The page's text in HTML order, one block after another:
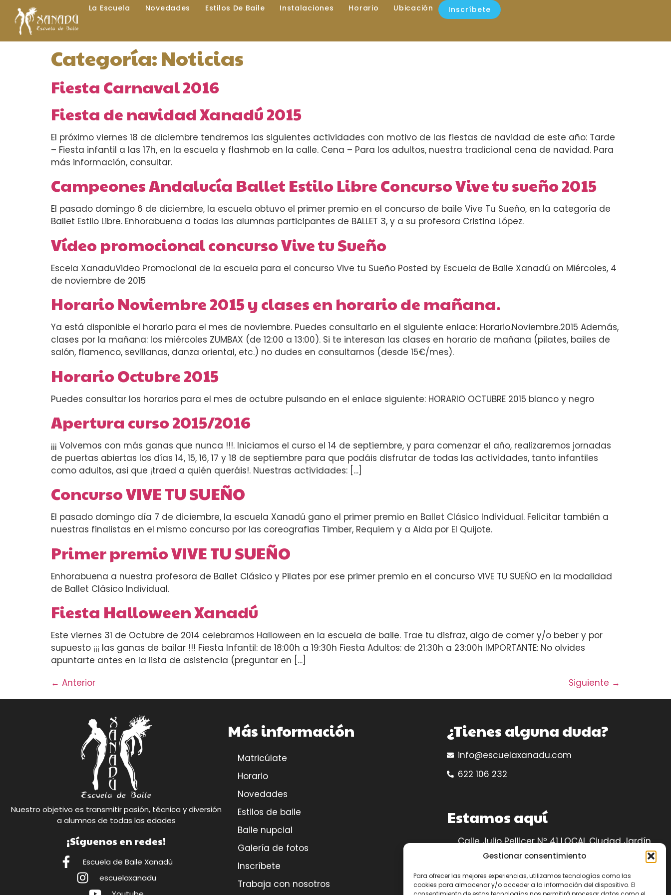
Gestionar consentimiento
Para ofrecer las mejores experiencias, utilizamos tecnologías como las
cookies para almacenar y/o acceder a la información del dispositivo. El
La Escuela Novedades Estilos De Baile Instalaciones Horario Ubicación Inscríbete
Categoría:Noticias
Fiesta Carnaval 2016
Fiesta de navidad Xanadú 2015
El próximo viernes 18 de diciembre tendremos las siguientes actividades con motivo de las fiestas de navidad de este año: Tarde
– Fiesta infantil a las 17h, en la escuela y flashmob en la calle. Cena – Para los adultos, nuestra tradicional cena de navidad. Para
más información, consultar.
Campeones Andalucía Ballet Estilo Libre Concurso Vive tu sueño 2015
El pasado domingo 6 de diciembre, la escuela obtuvo el primer premio en el concurso de baile Vive Tu Sueño, en la categoría de
Ballet Estilo Libre. Enhorabuena a todas las alumnas participantes de BALLET 3, y a su profesora Cristina López.
Vídeo promocional concurso Vive tu Sueño
Escela XanaduVideo Promocional de la escuela para el concurso Vive tu Sueño Posted by Escuela de Baile Xanadú on Miércoles, 4
de noviembre de 2015
Horario Noviembre 2015 y clases en horario de mañana.
Ya está disponible el horario para el mes de noviembre. Puedes consultarlo en el siguiente enlace: Horario.Noviembre.2015 Además,
clases por la mañana: los miércoles ZUMBAX (de 12:00 a 13:00). Si te interesan las clases en horario de mañana (pilates, bailes de
salón, flamenco, sevillanas, danza oriental, etc.) no dudes en consultarnos (desde 15€/mes).
Horario Octubre 2015
Puedes consultar los horarios para el mes de octubre pulsando en el enlace siguiente: HORARIO OCTUBRE 2015 blanco y negro
Apertura curso 2015/2016
¡¡¡ Volvemos con más ganas que nunca !!!. Iniciamos el curso el 14 de septiembre, y para comenzar el año, realizaremos jornadas
de puertas abiertas los días 14, 15, 16, 17 y 18 de septiembre para que podáis disfrutar de todas las actividades, tanto infantiles
como adultos, asi que ¡traed a quién queráis!. Nuestras actividades: […]
Concurso VIVE TU SUEÑO
El pasado domingo día 7 de diciembre, la escuela Xanadú gano el primer premio en Ballet Clásico Individual. Felicitar también a
nuestras finalistas en el mismo concurso por las coreografias Timber, Requiem y a Aida por El Quijote.
Primer premio VIVE TU SUEÑO
Enhorabuena a nuestra profesora de Ballet Clásico y Pilates por ese primer premio en el concurso VIVE TU SUEÑO en la modalidad
de Ballet Clásico Individual.
Fiesta Halloween Xanadú
Este viernes 31 de Octubre de 2014 celebramos Halloween en la escuela de baile. Trae tu disfraz, algo de comer y/o beber y por
supuesto ¡¡¡ las ganas de bailar !!! Fiesta Infantil: de 18:00h a 19:30h Fiesta Adultos: de 21:30h a 23:00h IMPORTANTE: No olvides
apuntarte antes en la lista de asistencia (preguntar en […]
← Anterior Siguiente →
Nuestro objetivo es transmitir pasión, técnica y diversión
a alumnos de todas las edades
¡Síguenos en redes!
Escuela de Baile Xanadú
escuelaxanadu
Más información
Matricúlate
Horario
Novedades
Estilos de baile
Baile nupcial
Galería de fotos
Inscríbete
Trabaja con nosotros
¿Tienes alguna duda?
info@escuelaxanadu.com
622 106 232
Estamos aquí
Calle Julio Pellicer Nº 41 LOCAL Ciudad Jardín,
14005 – Córdoba